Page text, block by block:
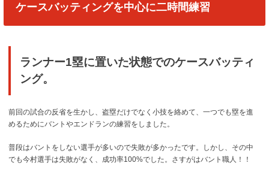
ケースバッティングを中心に二時間練習
ランナー1塁に置いた状態でのケースバッティ
ング。
前回の試合の反省を生かし、盗塁だけでなく小技を絡めて、一つでも塁を進
めるためにバントやエンドランの練習をしました。
普段はバントをしない選手が多いので失敗が多かったです。しかし、その中
でも今村選手は失敗がなく、成功率100%でした。さすがはバント職人！！